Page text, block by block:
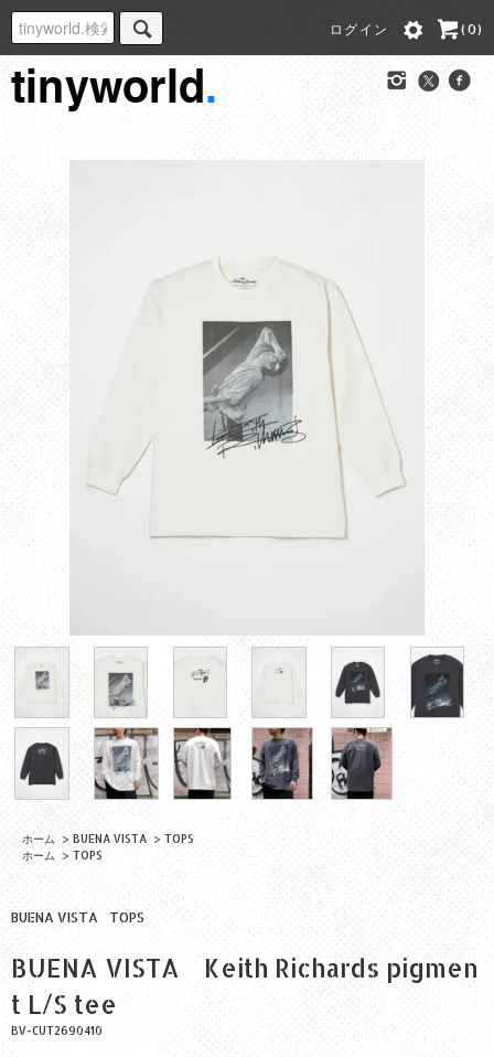
ログイン (0)
ホーム > BUENA VISTA > TOPS
ホーム
> TOPS
BUENA VISTA TOPS
BUENA VISTA Keith Richards pigmen
t L/S tee
BV-CUT2690410